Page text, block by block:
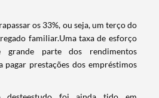
os 33%, ou seja, um terço do
familiar.Uma taxa de esforço
grande parte dos rendimentos
pagar prestações dos empréstimos